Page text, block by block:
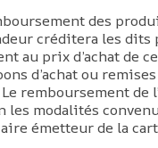
des
créditera les dits
au prix d’achat de
d’achat ou
remboursement de
les modalités
émetteur de la